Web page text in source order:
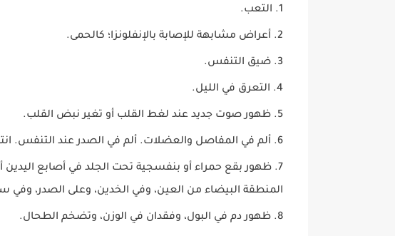
التعب.
أعراض مشابهة للإصابة بالإنفلونزا؛ كالحمى.
ضيق التنفس.
التعرق في الليل.
ظهور صوت جديد عند لغط القلب أو تغير نبض القلب.
ألم في المفاصل والعضلات. ألم في الصدر عند التنفس.
ظهور بقع حمراء أو بنفسجية تحت الجلد في أصابع اليدين
المنطقة البيضاء من العين، وفي الخدين، وعلى الصدر، وفي
ظهور دم في البول، وفقدان في الوزن، وتضخم الطحال.